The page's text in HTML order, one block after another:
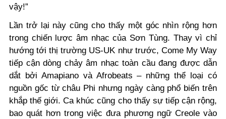
vậy!”
Lần trở lại này cũng cho thấy một góc nhìn rộng hơn
trong chiến lược âm nhạc của Sơn Tùng. Thay vì chỉ
hướng tới thị trường US-UK như trước, Come My Way
tiếp cận dòng chảy âm nhạc toàn cầu đang được dẫn
dắt bởi Amapiano và Afrobeats – những thể loại có
nguồn gốc từ châu Phi nhưng ngày càng phổ biến trên
khắp thế giới. Ca khúc cũng cho thấy sự tiếp cận rộng,
bao quát hơn trong việc đưa phương ngữ Creole vào